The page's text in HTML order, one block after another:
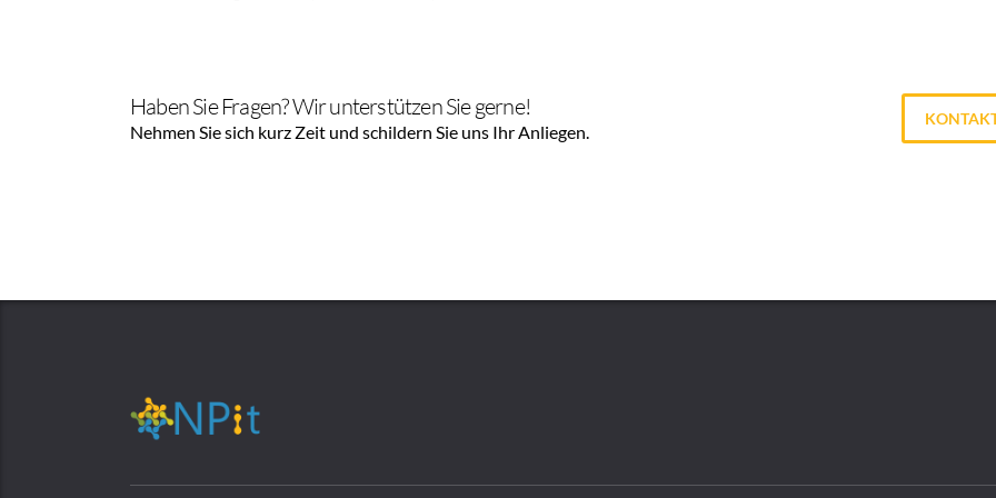
Haben Sie Fragen? Wir unterstützen Sie gerne!
Nehmen Sie sich kurz Zeit und schildern Sie uns Ihr Anliegen.